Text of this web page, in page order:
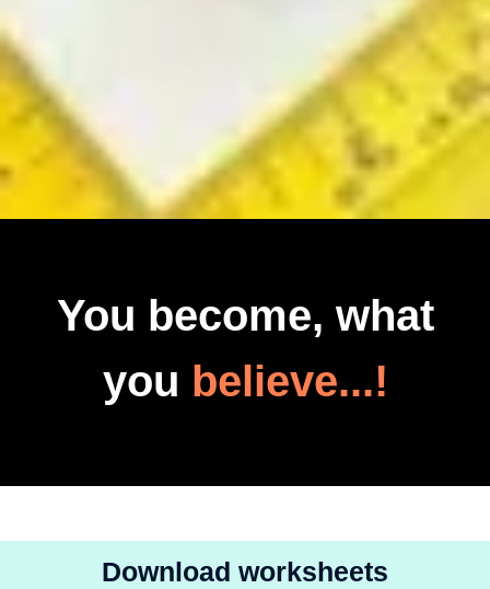
You become, what
you believe...!
Download worksheets